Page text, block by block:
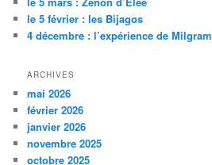
le 5 février : les Bijagos
4 décembre : l’expérience de Milgram
ARCHIVES
mai 2026
février 2026
janvier 2026
novembre 2025
octobre 2025